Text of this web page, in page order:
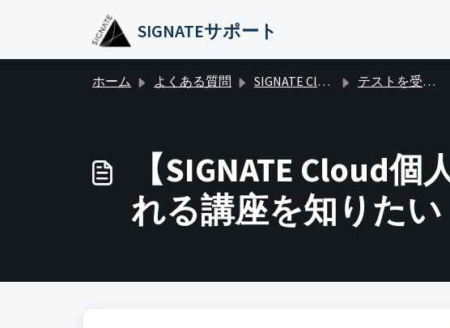
SIGNATEサポート
ホーム よくある質問 SIGNATE Cloud（個人向けプラン）よくある質問 テストを受検する
【SIGNATE Cloud
れる講座を知りたい